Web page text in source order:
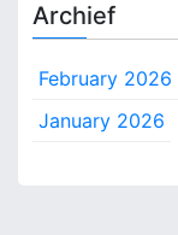
Archief
February 2026
January 2026